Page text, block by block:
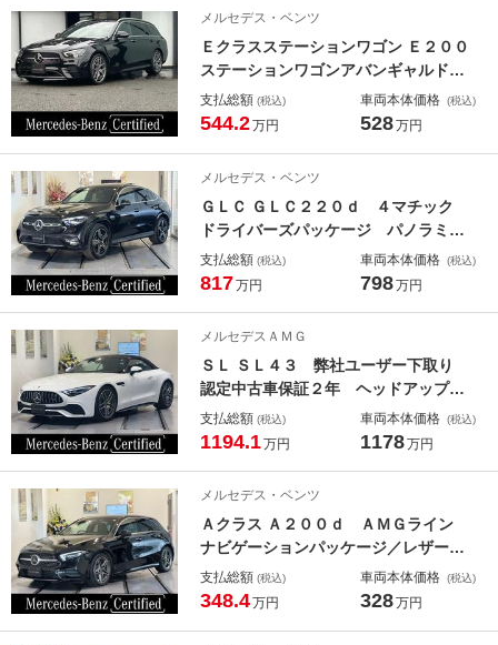
ヤレスチャージング／プライバシーガ
ラス／
メルセデス・ベンツ
Ｅクラスステーションワゴン Ｅ２００
ステーションワゴンアバンギャルドＡ
ＭＧライン ＡＭＧラインパッケージ
／エアバランスパッケージ／パノラミ
アップディスプレイ／シートヒーター
／ＥＴＣ２．０／３６０°カメラシステ
ム
支払総額 (税込)
544.2万円
車両本体価格 (税込)
528万円
メルセデス・ベンツ
ＧＬＣ ＧＬＣ２２０ｄ ４マチック
ドライバーズパッケージ パノラミッ
クスライディングルーフ／ドライバー
ズパッケージ／レザーエクスクルーシ
ートヒーター／オートパーキングアシ
スト
支払総額 (税込)
817万円
車両本体価格 (税込)
798万円
メルセデスＡＭＧ
ＳＬ ＳＬ４３ 弊社ユーザー下取り
認定中古車保証２年 ヘッドアップデ
ィスプレイ レーダーセーフティーパ
ッケージ ３６０°カメラシステム ア
チレータ
支払総額 (税込)
1194.1万円
車両本体価格 (税込)
1178万円
メルセデス・ベンツ
Ａクラス Ａ２００ｄ ＡＭＧライン
ナビゲーションパッケージ／レザーＤ
ＩＮＡＭＩＣＡシート／メルセデスミ
ー／シートヒーター／メモリ付きパワ
支払総額 (税込)
348.4万円
車両本体価格 (税込)
328万円